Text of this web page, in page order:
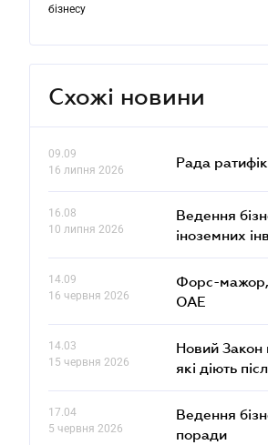
бізнесу
Схожі новини
09.09
16 липня 2026
Рада
16.08
10 липня 2026
Ведення
іноземних
14.09
16 червня 2026
Форс-мажор,
ОАЕ
14.03
15 червня 2026
Новий Закон
які діють
17.04
5 червня 2026
Ведення
поради